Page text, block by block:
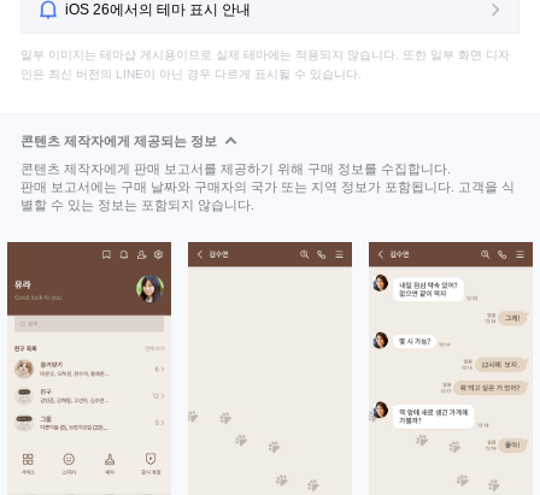
iOS 26에서의 테마 표시 안내
일부 이미지는 테마샵 게시용이므로 실제 테마에는 적용되지 않습니다. 또한 일부 화면 디자
인은 최신 버전의 LINE이 아닌 경우 다르게 표시될 수 있습니다.
콘텐츠 제작자에게 제공되는 정보
콘텐츠 제작자에게 판매 보고서를 제공하기 위해 구매 정보를 수집합니다.
판매 보고서에는 구매 날짜와 구매자의 국가 또는 지역 정보가 포함됩니다. 고객을 식
별할 수 있는 정보는 포함되지 않습니다.